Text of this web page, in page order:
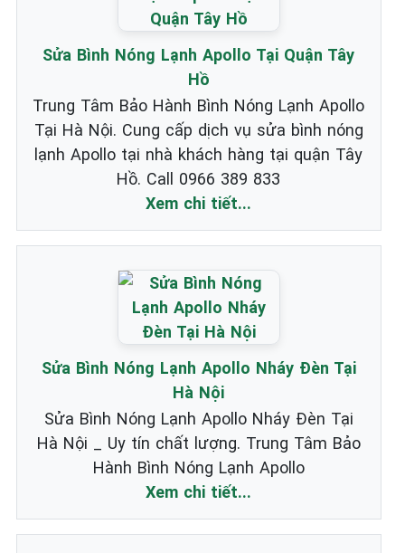
Sửa Bình Nóng Lạnh Apollo Tại Quận Tây
Hồ
Trung Tâm Bảo Hành Bình Nóng Lạnh Apollo
Tại Hà Nội. Cung cấp dịch vụ sửa bình nóng
lạnh Apollo tại nhà khách hàng tại quận Tây
Hồ. Call 0966 389 833
Xem chi tiết...
Sửa Bình Nóng Lạnh Apollo Nháy Đèn Tại
Hà Nội
Sửa Bình Nóng Lạnh Apollo Nháy Đèn Tại
Hà Nội _ Uy tín chất lượng. Trung Tâm Bảo
Hành Bình Nóng Lạnh Apollo
Xem chi tiết...